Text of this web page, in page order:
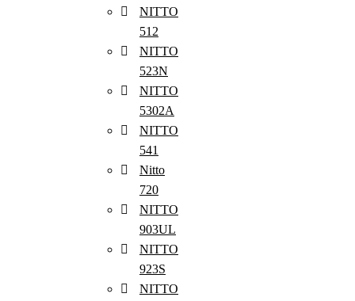
NITTO
512
NITTO
523N
NITTO
5302A
NITTO
541
Nitto
720
NITTO
903UL
NITTO
923S
NITTO